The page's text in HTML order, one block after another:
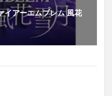
イアーエムブレム 風花